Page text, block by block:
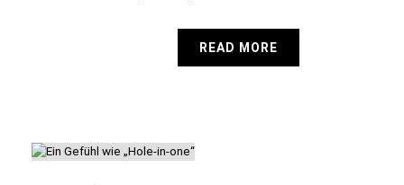
READ MORE